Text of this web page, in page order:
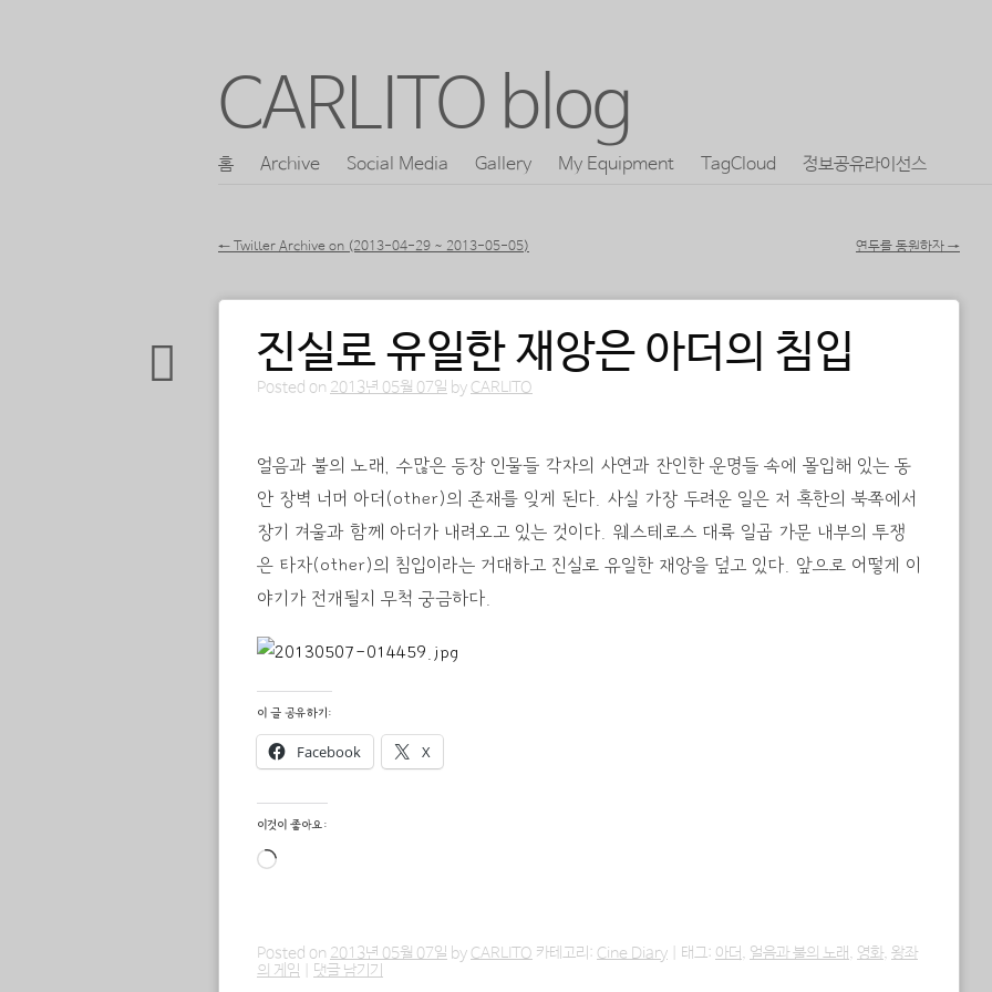
CARLITO blog
콘
바
홈 Archive Social Media Gallery My Equipment TagCloud 정보공유라이선스
포스트 내비게이션
← Twitter Archive on (2013-04-29 ~ 2013-05-05) 연두를 동원하자 →
진실로 유일한 재앙은 아더의 침입
Posted on 2013년 05월 07일 by CARLITO
얼음과 불의 노래, 수많은 등장 인물들 각자의 사연과 잔인한 운명들 속에 몰입해 있는 동
안 장벽 너머 아더(other)의 존재를 잊게 된다. 사실 가장 두려운 일은 저 혹한의 북쪽에서
장기 겨울과 함께 아더가 내려오고 있는 것이다. 웨스테로스 대륙 일곱 가문 내부의 투쟁
은 타자(other)의 침입이라는 거대하고 진실로 유일한 재앙을 덮고 있다. 앞으로 어떻게 이
야기가 전개될지 무척 궁금하다.
이 글 공유하기:
Facebook X
이것이 좋아요:
로
Posted on 2013년 05월 07일 by CARLITO 카테고리: Cine Diary 태그: 아더, 얼음과 불의 노래, 영화, 왕좌
의 게임
댓글 남기기